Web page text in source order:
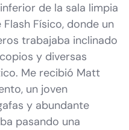
de la sala limpia
Físico, donde un
trabajaba inclinado
y diversas
Me recibió Matt
un joven
y abundante
pasando una